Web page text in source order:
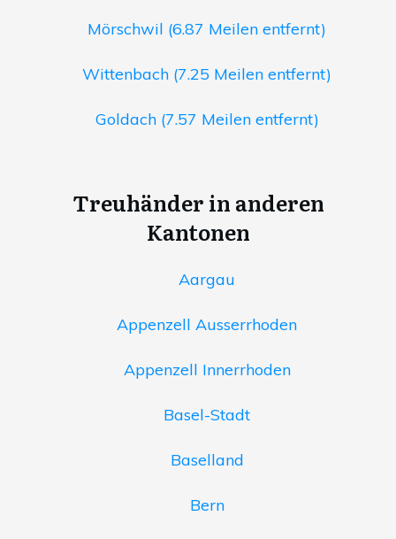
Mörschwil (6.87 Meilen entfernt)
Wittenbach (7.25 Meilen entfernt)
Goldach (7.57 Meilen entfernt)
Treuhänder in anderen
Kantonen
Aargau
Appenzell Ausserrhoden
Appenzell Innerrhoden
Basel-Stadt
Baselland
Bern